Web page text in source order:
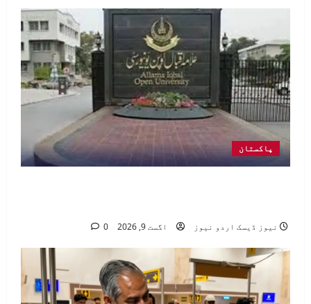
پاکستان
نیوز ڈیسک اردو نیوز اگست 9, 2026 0